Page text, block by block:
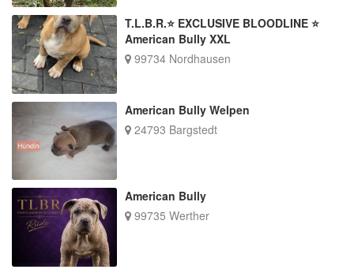
T.L.B.R.⭐ EXCLUSIVE BLOODLINE ⭐
American Bully XXL
99734 Nordhausen
American Bully Welpen
24793 Bargstedt
American Bully
99735 Werther